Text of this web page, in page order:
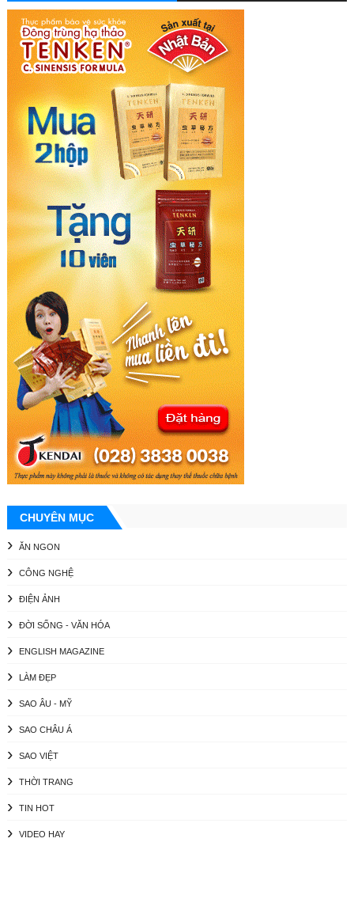
CHUYÊN MỤC
ĂN NGON
CÔNG NGHỆ
ĐIỆN ẢNH
ĐỜI SỐNG - VĂN HÓA
ENGLISH MAGAZINE
LÀM ĐẸP
SAO ÂU - MỸ
SAO CHÂU Á
SAO VIỆT
THỜI TRANG
TIN HOT
VIDEO HAY